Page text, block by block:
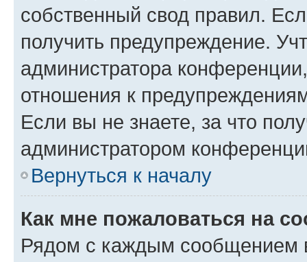
собственный свод правил.
получить предупреждение.
администратора
отношения к
Если вы не знаете, за что
администратором
Вернуться к началу
Как мне пожаловаться на
Рядом с каждым сообщением